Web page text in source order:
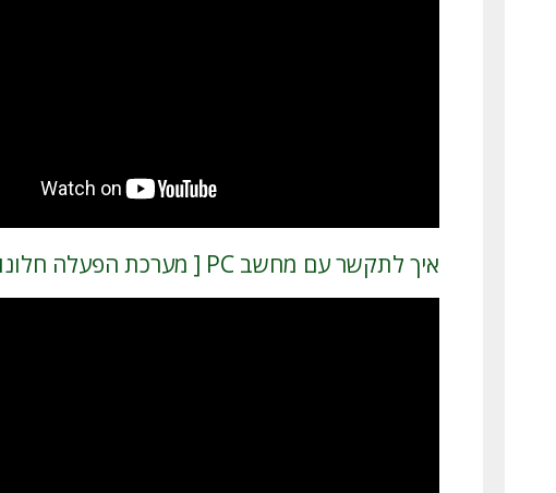
איך לתקשר עם מחשב PC [ מערכת הפעלה חלונות]?